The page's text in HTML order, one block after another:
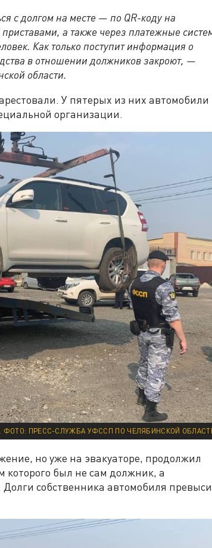
с долгом на месте — по QR-коду на
а также через платежные
Как только поступит информация о
в отношении должников закроют, —
области.
У пятерых из них автомобили
организации.
ФОТО: ПРЕСС-СЛУЖБА УФССП ПО ЧЕЛЯБИНСКОЙ
но уже на эвакуаторе, продолжил
которого был не сам должник, а
собственника автомобиля